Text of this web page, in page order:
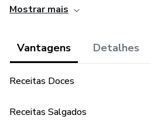
Mostrar mais
Vantagens Detalhes
Receitas Doces
Receitas Salgados